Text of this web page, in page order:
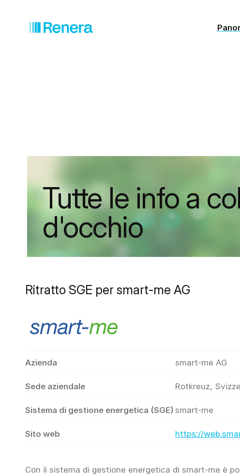
Tutte le info a
d'occhio
Ritratto SGE per smart-me AG
Azienda smart-me AG
Sede aziendale Rotkreuz,
Sistema di gestione energetica (SGE) smart-me
Sito web https://
Con il sistema di gestione energetica di smart-me è